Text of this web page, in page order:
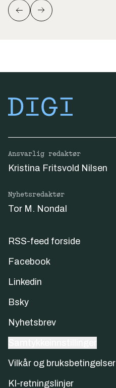
Ansvarlig redaktør
Kristina Fritsvold Nilsen
Nyhetsredaktør
Tor M. Nondal
RSS-feed forside
Facebook
Linkedin
Bsky
Nyhetsbrev
Vilkår og bruksbetingelser
KI-retningslinjer